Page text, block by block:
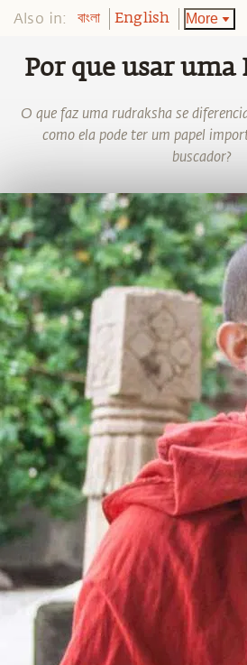
Also in: বাংলা English More
Por que usar uma
O que faz uma rudraksha se
como ela pode ter um papel
buscador?